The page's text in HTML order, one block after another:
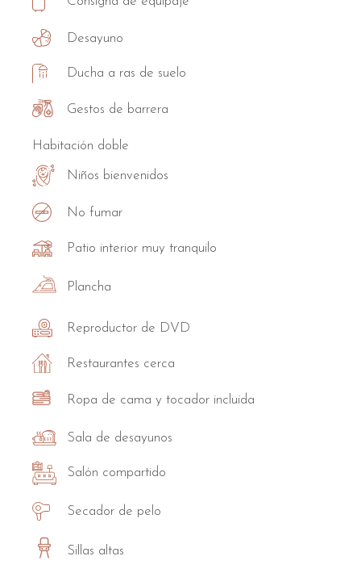
Desayuno
Ducha a ras de suelo
Gestos de barrera
Habitación doble
Niños bienvenidos
No fumar
Patio interior muy tranquilo
Plancha
Reproductor de DVD
Restaurantes cerca
Ropa de cama y tocador incluida
Sala de desayunos
Salón compartido
Secador de pelo
Sillas altas